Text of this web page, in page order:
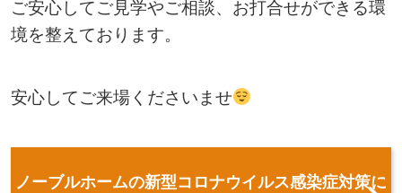
ご安心してご見学やご相談、お打合せができる環
境を整えております。
安心してご来場くださいませ
ノーブルホームの新型コロナウイルス感染症対策に